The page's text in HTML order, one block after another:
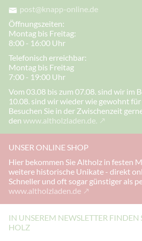
post@knapp-online.de
Öffnungszeiten:
Montag bis Freitag:
8:00 - 16:00 Uhr
Telefonisch erreichbar:
Montag bis Freitag
7:00 - 19:00 Uhr
Vom 03.08 bis zum 07.08. sind wir im
10.08. sind wir wieder wie gewohnt für
Besuchen Sie in der Zwischenzeit
den www.altholzladen.de.
UNSER ONLINE SHOP
Hier bekommen Sie Altholz in festen
weitere historische Unikate - direkt
Schneller und oft sogar günstiger als
www.altholzladen.de
IN UNSEREM NEWSLETTER FINDEN
HOLZ